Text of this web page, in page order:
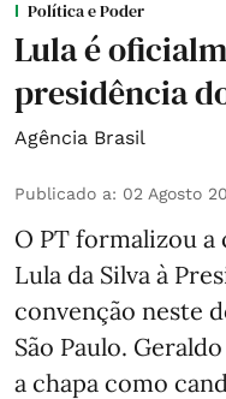
Política e Poder
Lula é
presidência
Agência Brasil
Publicado a: 02 Agosto
O PT formalizou
Lula da Silva à
convenção neste
São Paulo.
a chapa como